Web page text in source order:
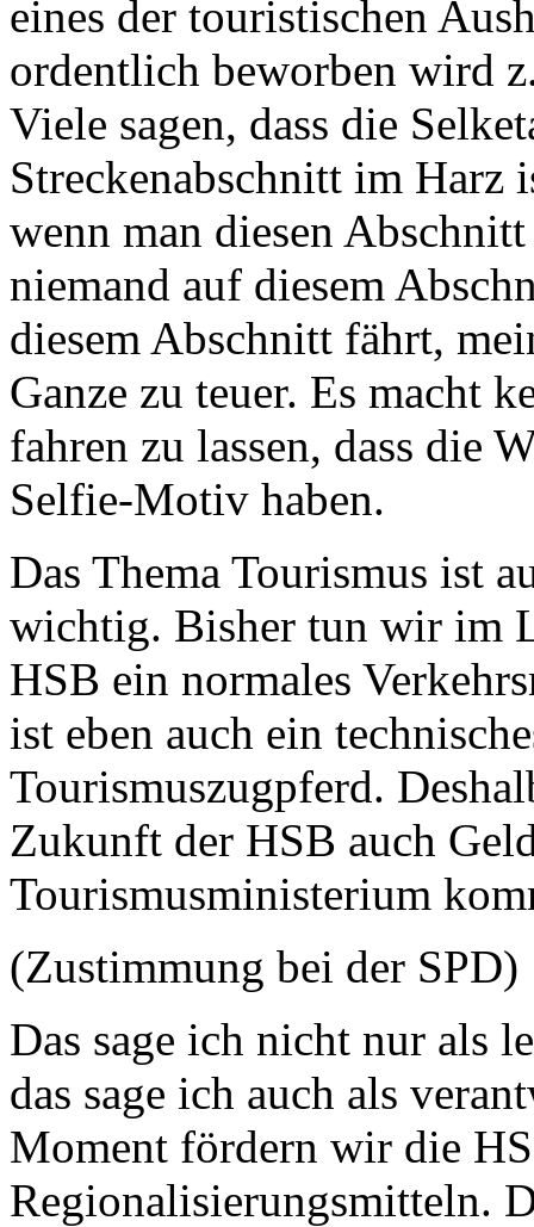
eines der touristischen
ordentlich beworben wird
Viele sagen, dass die
Streckenabschnitt im Harz
wenn man diesen
niemand auf diesem
diesem Abschnitt fährt,
Ganze zu teuer. Es macht
fahren zu lassen, dass die
Selfie-Motiv haben.
Das Thema Tourismus ist
wichtig. Bisher tun wir im
HSB ein normales
ist eben auch ein
Tourismuszugpferd.
Zukunft der HSB auch
Tourismusministerium
(Zustimmung bei der SPD)
Das sage ich nicht nur als
das sage ich auch als
Moment fördern wir die
Regionalisierungsmitteln.